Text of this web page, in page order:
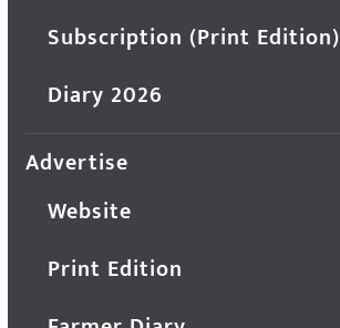
Subscription (Print Edition)
Diary 2026
Advertise
Website
Print Edition